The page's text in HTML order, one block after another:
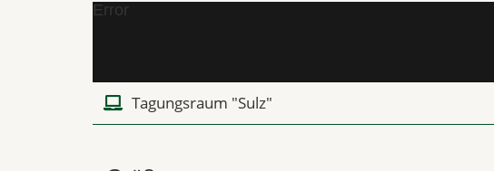
Error
Tagungsraum "Sulz"